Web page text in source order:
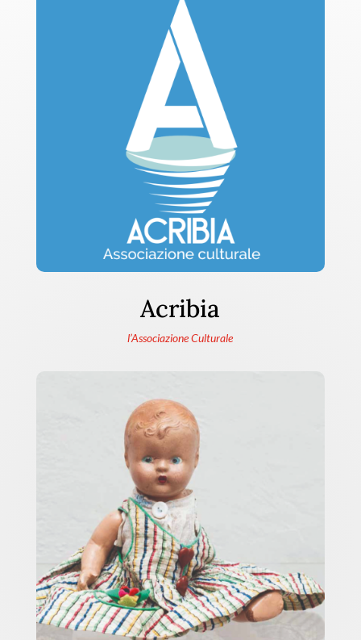
Acribia
l’Associazione Culturale